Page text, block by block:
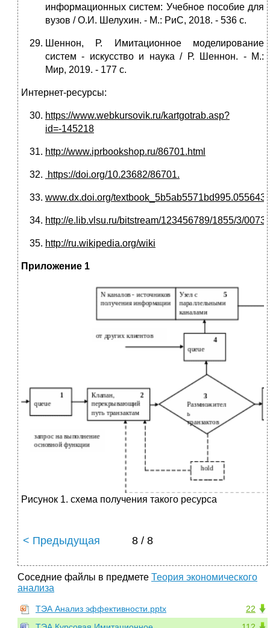
информационных систем: Учебное пособие для
вузов / О.И. Шелухин. - М.: РиС, 2018. - 536 c.
Шеннон, Р. Имитационное моделирование
систем - искусство и наука / Р. Шеннон. - М.:
Мир, 2019. - 177 c.
Интернет-ресурсы:
https://www.webkursovik.ru/kartgotrab.asp?
id=-145218
http://www.iprbookshop.ru/86701.html
https://doi.org/10.23682/86701.
www.dx.doi.org/
http://e.lib.vlsu.ru/bitstream/123456789/1855/3/
http://ru.wikipedia.org/wiki
Приложение 1
Рисунок 1. схема получения такого ресурса
< Предыдущая 8 / 8
Соседние файлы в предмете Теория экономического
анализа
22
ТЭА Анализ эффективности.pptx